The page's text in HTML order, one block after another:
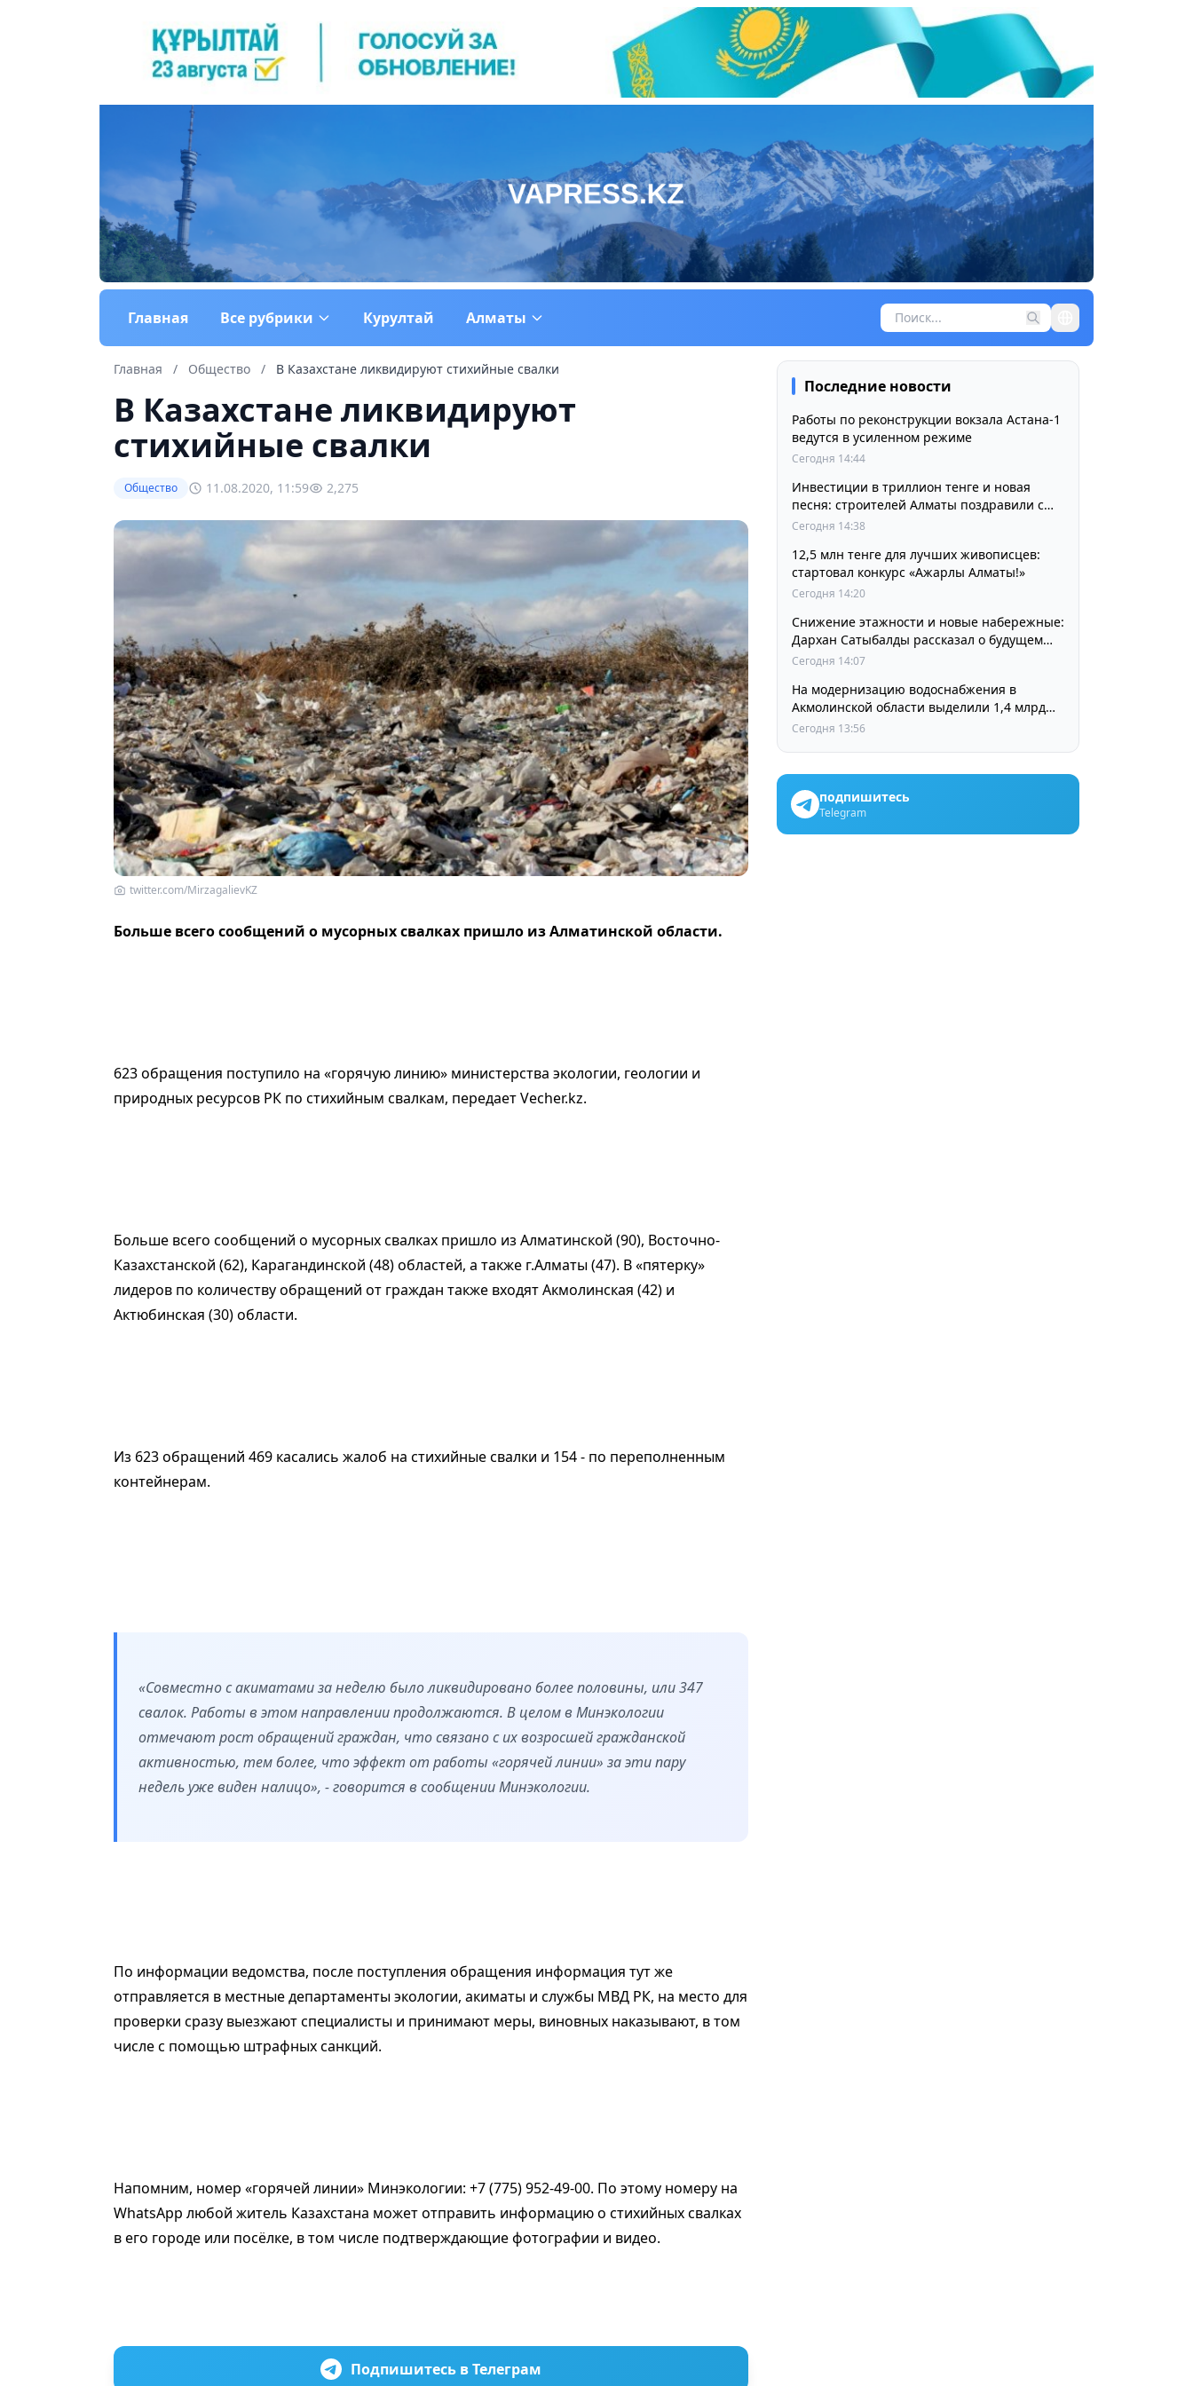
Главная Все рубрики Курултай Алматы
Главная / Общество / В Казахстане ликвидируют стихийные свалки
В Казахстане ликвидируют
стихийные свалки
Общество 11.08.2020, 11:59 2,275
twitter.com/MirzagalievKZ
Больше всего сообщений о мусорных свалках пришло из Алматинской области.
623 обращения поступило на «горячую линию» министерства экологии, геологии и
природных ресурсов РК по стихийным свалкам, передает Vecher.kz.
Больше всего сообщений о мусорных свалках пришло из Алматинской (90), Восточно-
Казахстанской (62), Карагандинской (48) областей, а также г.Алматы (47). В «пятерку»
лидеров по количеству обращений от граждан также входят Акмолинская (42) и
Актюбинская (30) области.
Из 623 обращений 469 касались жалоб на стихийные свалки и 154 - по переполненным
контейнерам.
«Совместно с акиматами за неделю было ликвидировано более половины, или 347
свалок. Работы в этом направлении продолжаются. В целом в Минэкологии
отмечают рост обращений граждан, что связано с их возросшей гражданской
активностью, тем более, что эффект от работы «горячей линии» за эти пару
недель уже виден налицо», - говорится в сообщении Минэкологии.
По информации ведомства, после поступления обращения информация тут же
отправляется в местные департаменты экологии, акиматы и службы МВД РК, на место для
проверки сразу выезжают специалисты и принимают меры, виновных наказывают, в том
числе с помощью штрафных санкций.
Напомним, номер «горячей линии» Минэкологии: +7 (775) 952-49-00. По этому номеру на
WhatsApp любой житель Казахстана может отправить информацию о стихийных свалках
в его городе или посёлке, в том числе подтверждающие фотографии и видео.
Подпишитесь в Телеграм
Последние новости
Работы по реконструкции вокзала Астана-1
ведутся в усиленном режиме
Сегодня 14:44
Инвестиции в триллион тенге и новая
песня: строителей Алматы поздравили с
профессиональным праздником
Сегодня 14:38
12,5 млн тенге для лучших живописцев:
стартовал конкурс «Ажарлы Алматы!»
Сегодня 14:20
Снижение этажности и новые набережные:
Дархан Сатыбалды рассказал о будущем
Алматы
Сегодня 14:07
На модернизацию водоснабжения в
Акмолинской области выделили 1,4 млрд
тенге
Сегодня 13:56
подпишитесь
Telegram